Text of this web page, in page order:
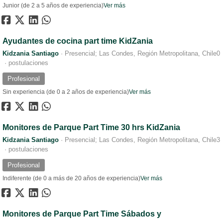
Junior (de 2 a 5 años de experiencia)Ver más
Ayudantes de cocina part time KidZania
Kidzania Santiago · Presencial; Las Condes, Región Metropolitana, Chile
·
0
postulaciones
Profesional
Sin experiencia (de 0 a 2 años de experiencia)Ver más
Monitores de Parque Part Time 30 hrs KidZania
Kidzania Santiago · Presencial; Las Condes, Región Metropolitana, Chile
·
3
postulaciones
Profesional
Indiferente (de 0 a más de 20 años de experiencia)Ver más
Monitores de Parque Part Time Sábados y